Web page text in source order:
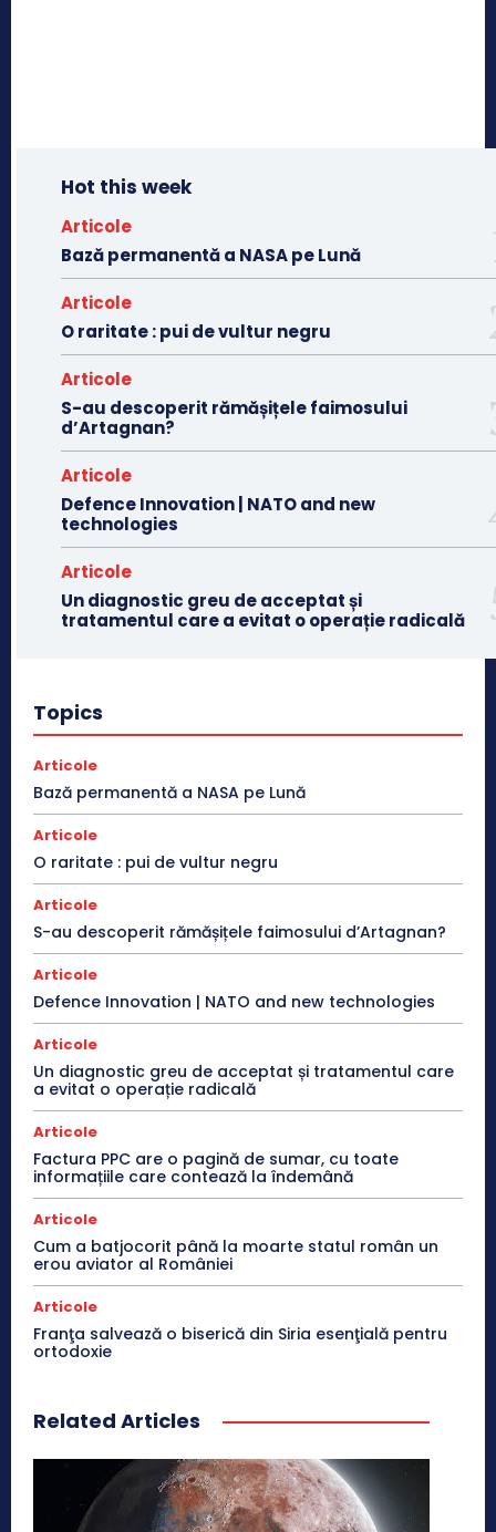
Hot this week
Articole
Bază permanentă a NASA pe Lună
Articole
O raritate : pui de vultur negru
Articole
S-au descoperit rămășițele faimosului
d’Artagnan?
Articole
Defence Innovation | NATO and new
technologies
Articole
Un diagnostic greu de acceptat și
tratamentul care a evitat o operație radicală
Topics
Articole
Bază permanentă a NASA pe Lună
Articole
O raritate : pui de vultur negru
Articole
S-au descoperit rămășițele faimosului d’Artagnan?
Articole
Defence Innovation | NATO and new technologies
Articole
Un diagnostic greu de acceptat și tratamentul care
a evitat o operație radicală
Articole
Factura PPC are o pagină de sumar, cu toate
informațiile care contează la îndemână
Articole
Cum a batjocorit până la moarte statul român un
erou aviator al României
Articole
Franţa salvează o biserică din Siria esenţială pentru
ortodoxie
Related Articles